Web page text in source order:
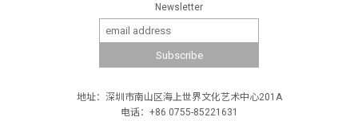
Newsletter
地址：深圳市南山区海上世界文化艺术中心201A
电话：+86 0755-85221631